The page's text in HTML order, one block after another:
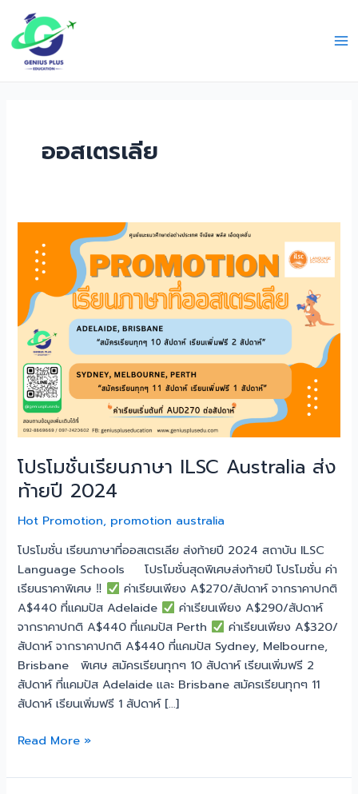
content
ออสเตรเลีย
โปรโมชั่นเรียนภาษา ILSC Australia ส่ง
ท้ายปี 2024
Hot Promotion, promotion australia
โปรโมชั่น เรียนภาษาที่ออสเตรเลีย ส่งท้ายปี 2024 สถาบัน ILSC
Language Schools โปรโมชั่นสุดพิเศษส่งท้ายปี โปรโมชั่น ค่า
เรียนราคาพิเศษ ‼
ค่าเรียนเพียง A$270/สัปดาห์ จากราคาปกติ
A$440 ที่แคมปัส Adelaide
ค่าเรียนเพียง A$290/สัปดาห์
จากราคาปกติ A$440 ที่แคมปัส Perth
ค่าเรียนเพียง A$320/
สัปดาห์ จากราคาปกติ A$440 ที่แคมปัส Sydney, Melbourne,
Brisbane พิเศษ สมัครเรียนทุกๆ 10 สัปดาห์ เรียนเพิ่มฟรี 2
สัปดาห์ ที่แคมปัส Adelaide และ Brisbane สมัครเรียนทุกๆ 11
สัปดาห์ เรียนเพิ่มฟรี 1 สัปดาห์ […]
เรียน
ภาษา
ILSC
Australia
ส่ง
ท้าย
ปี
2024
Read More »